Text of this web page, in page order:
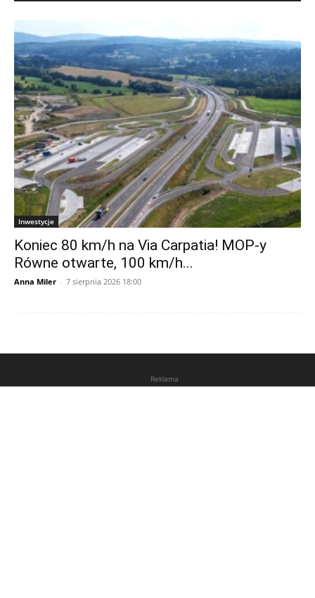
Inwestycje
Koniec 80 km/h na Via Carpatia! MOP-y
Równe otwarte, 100 km/h...
Anna Miler - 7 sierpnia 2026 18:00
Reklama